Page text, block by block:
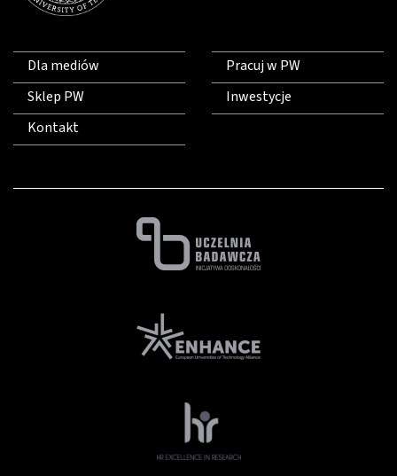
Dla mediów
Sklep PW
Kontakt
Pracuj w PW
Inwestycje